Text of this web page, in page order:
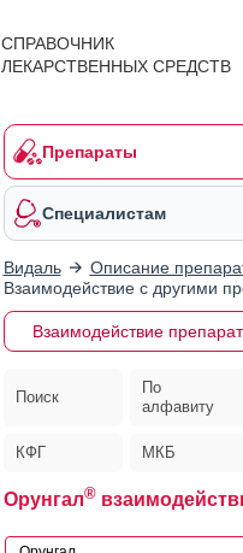
СПРАВОЧНИК
ЛЕКАРСТВЕННЫХ СРЕДСТВ
Препараты
Специалистам
Видаль Описание
Взаимодействие с другими
Взаимодействие
Поиск
По
алфавиту
КФГ МКБ
Орунгал®